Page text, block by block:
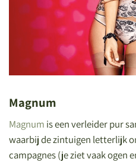
Magnum
Magnum is een verleider pur
waarbij de zintuigen letterlijk
campagnes (je ziet vaak ogen